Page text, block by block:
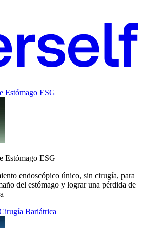
Estómago ESG
Estómago ESG
endoscópico único, sin cirugía, para
del estómago y lograr una pérdida de
Bariátrica